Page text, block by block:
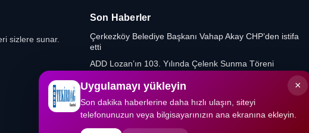
sizlere sunar.
Son Haberler
Çerkezköy Belediye Başkanı Vahap Akay CHP’den istifa
etti
ADD Lozan’ın 103. Yılında Çelenk Sunma Töreni
Yeniden Refah Partisi’nde Muratlı ve Kapaklı İlçe
Başkanlıklarına Yeni Atamalar
Gıda Mühendislerinden Kritik Uyarı
×
Uygulamayı yükleyin
Son dakika haberlerine daha hızlı ulaşın, siteyi
telefonunuzun veya bilgisayarınızın ana ekranına ekleyin.